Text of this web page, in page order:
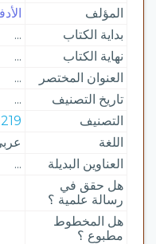
المؤلف
بداية الكتاب
...
نهاية الكتاب
...
العنوان المختصر
...
تاريخ التصنيف
...
التصنيف
219 | السيرة النبوية
اللغة
العناوين البديلة
...
هل حقق في
رسالة علمية ؟
هل المخطوط
مطبوع ؟